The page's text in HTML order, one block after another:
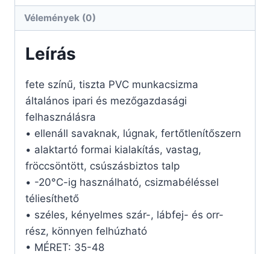
Vélemények (0)
Leírás
fete színű, tiszta PVC munkacsizma
általános ipari és mezőgazdasági
felhasználásra
• ellenáll savaknak, lúgnak, fertőtlenítőszern
• alaktartó formai kialakítás, vastag,
fröccsöntött, csúszásbiztos talp
• -20°C-ig használható, csizmabéléssel
téliesíthető
• széles, kényelmes szár-, lábfej- és orr-
rész, könnyen felhúzható
• MÉRET: 35-48